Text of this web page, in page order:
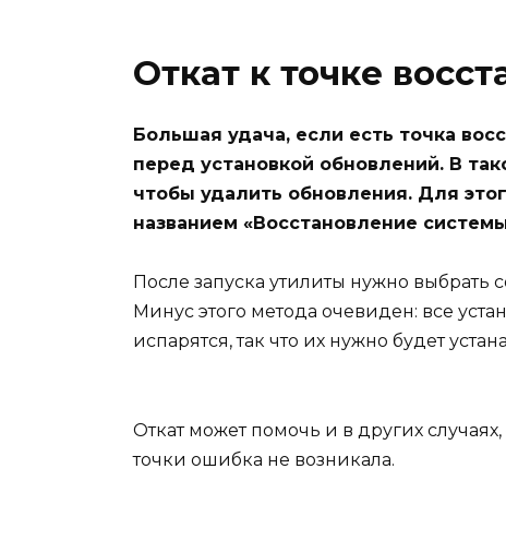
Откат к точке
Большая удача, если есть точка
перед установкой обновлений. В
чтобы удалить обновления. Для
названием «Восстановление
После запуска утилиты нужно выбрать
Минус этого метода очевиден: все
испарятся, так что их нужно будет
Откат может помочь и в других
точки ошибка не возникала.